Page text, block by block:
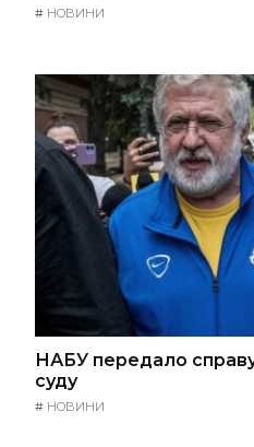
# НОВИНИ
НАБУ передало
суду
# НОВИНИ